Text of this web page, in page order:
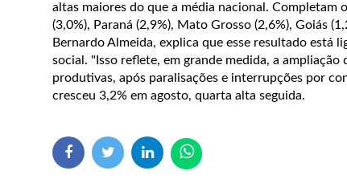
altas maiores do que a média nacional. Completam
(3,0%), Paraná (2,9%), Mato Grosso (2,6%), Goiás
Bernardo Almeida, explica que esse resultado está
social. "Isso reflete, em grande medida, a
produtivas, após paralisações e interrupções por
cresceu 3,2% em agosto, quarta alta seguida.